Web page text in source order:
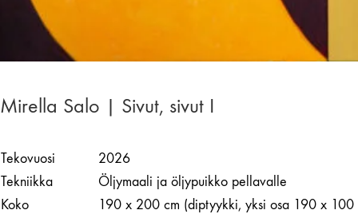
Mirella Salo | Sivut, sivut I
Tekovuosi
2026
Tekniikka
Öljymaali ja öljypuikko pellavalle
Koko
190 x 200 cm (diptyykki, yksi osa 190 x 100